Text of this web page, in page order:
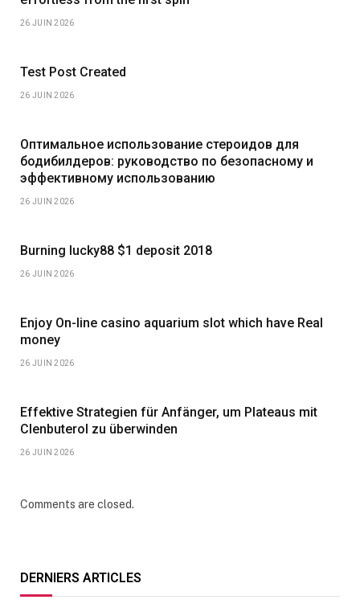
26 JUIN 2026
Test Post Created
26 JUIN 2026
Оптимальное использование стероидов для
бодибилдеров: руководство по безопасному и
эффективному использованию
26 JUIN 2026
Burning lucky88 $1 deposit 2018
26 JUIN 2026
Enjoy On-line casino aquarium slot which have Real
money
26 JUIN 2026
Effektive Strategien für Anfänger, um Plateaus mit
Clenbuterol zu überwinden
26 JUIN 2026
Comments are closed.
DERNIERS ARTICLES